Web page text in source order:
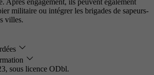
Après engagement, ils peuvent également
militaire ou intégrer les brigades de sapeurs-
villes.
sous licence ODbl.